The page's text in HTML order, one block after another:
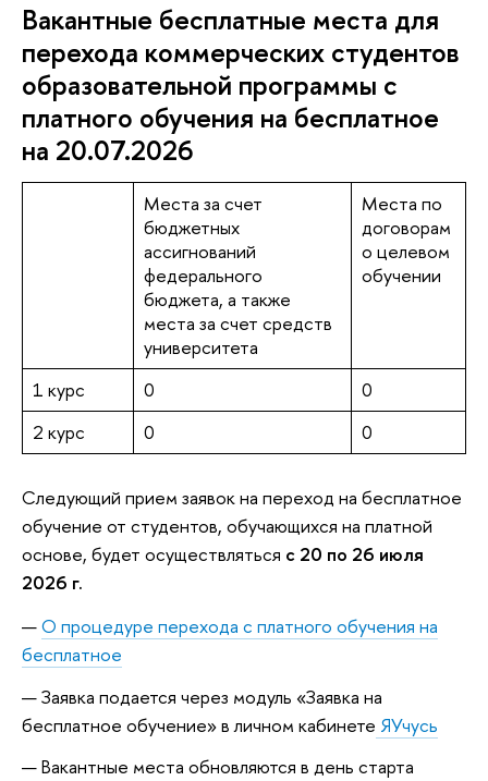
Вакантные бесплатные места для
перехода коммерческих студентов
образовательной программы с
платного обучения на бесплатное
на 20.07.2026
Места за счет
бюджетных
ассигнований
федерального
бюджета, а также
места за счет средств
университета
Места по
договорам
о целевом
обучении
1 курс 0
0
2 курс
0 0
Следующий прием заявок на переход на бесплатное
обучение от студентов, обучающихся на платной
основе, будет осуществляться с 20 по 26 июля
2026 г.
О процедуре перехода с платного обучения на
бесплатное
Заявка подается через модуль «Заявка на
бесплатное обучение» в личном кабинете ЯУчусь
Вакантные места обновляются в день старта